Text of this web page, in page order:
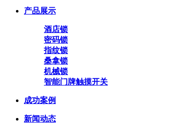
产品展示
酒店锁
密码锁
指纹锁
桑拿锁
机械锁
智能门牌触摸开关
成功案例
新闻动态